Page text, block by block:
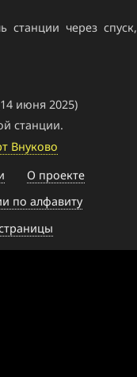
станции через спуск,
июня 2025)
станции.
Внуково
О проекте
по алфавиту